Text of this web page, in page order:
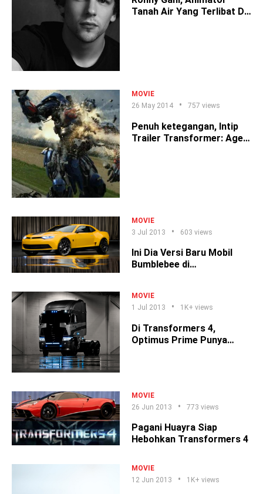
Tanah Air Yang Terlibat Di
MOVIE
26 May 2014
757 views
Penuh ketegangan, Intip
Trailer Transformer: Age
MOVIE
3 Jul 2013
603 views
Ini Dia Versi Baru Mobil
Bumblebee di
MOVIE
1 Jul 2013
1K+ views
Di Transformers 4,
Optimus Prime Punya
MOVIE
26 Jun 2013
773 views
Pagani Huayra Siap
Hebohkan Transformers 4
MOVIE
12 Jun 2013
1K+ views